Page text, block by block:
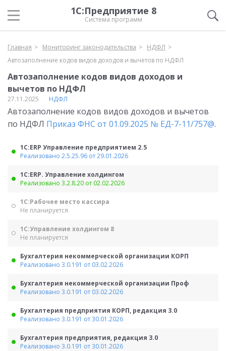
1С:Предприятие 8
Система программ
Главная Мониторинг законодательства
НДФЛ
Автозаполнение кодов видов доходов и вычетов по НДФЛ
Автозаполнение кодов видов доходов и
вычетов по НДФЛ
27.11.2025 НДФЛ
Автозаполнение кодов видов доходов и вычетов
по НДФЛ Приказ ФНС от 01.09.2025 № ЕД-7-11/757@.
1С:ERP Управление предприятием 2.5
Реализовано 2.5.25.96 от 29.01.2026
1С:ERP. Управление холдингом
Реализовано 3.2.8.20 от 02.02.2026
1С:Рабочее место кассира
Не планируется
1С:Управление холдингом 8
Не планируется
Бухгалтерия некоммерческой организации КОРП
Реализовано 3.0.191 от 03.02.2026
Бухгалтерия некоммерческой организации Проф
Реализовано 3.0.191 от 03.02.2026
Бухгалтерия предприятия КОРП, редакция 3.0
Реализовано 3.0.191 от 30.01.2026
Бухгалтерия предприятия, редакция 3.0
Реализовано 3.0.191 от 30.01.2026